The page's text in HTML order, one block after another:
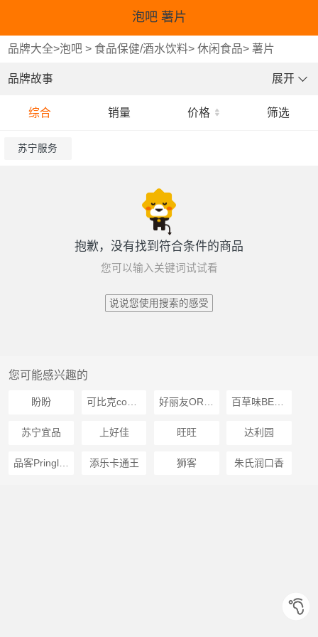
泡吧 薯片
品牌大全>泡吧 > 食品保健/酒水饮料>休闲食品>薯片
品牌故事 展开
综合 销量 价格 筛选
苏宁服务
抱歉，没有找到符合条件的商品
您可以输入关键词试试看
说说您使用搜索的感受
您可能感兴趣的
盼盼 可比克copico
苏宁宜品 上好佳 旺旺 达利园
添乐卡通王 狮客 朱氏润口香